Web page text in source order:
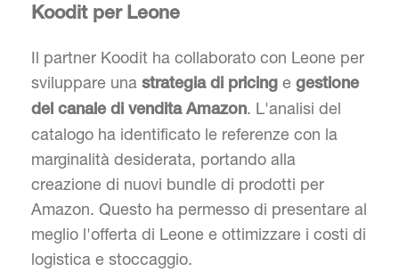
Koodit per Leone
Il partner Koodit ha collaborato con Leone per
sviluppare una strategia di pricing e gestione
del canale di vendita Amazon. L'analisi del
catalogo ha identificato le referenze con la
marginalità desiderata, portando alla
creazione di nuovi bundle di prodotti per
Amazon. Questo ha permesso di presentare al
meglio l'offerta di Leone e ottimizzare i costi di
logistica e stoccaggio.